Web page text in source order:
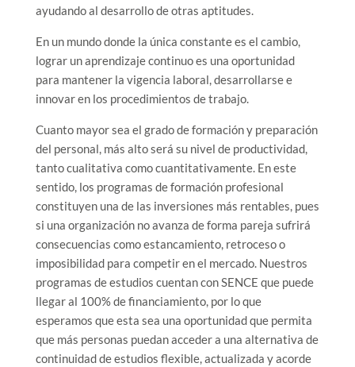
ayudando al desarrollo de otras aptitudes.
En un mundo donde la única constante es el cambio,
lograr un aprendizaje continuo es una oportunidad
para mantener la vigencia laboral, desarrollarse e
innovar en los procedimientos de trabajo.
Cuanto mayor sea el grado de formación y preparación
del personal, más alto será su nivel de productividad,
tanto cualitativa como cuantitativamente. En este
sentido, los programas de formación profesional
constituyen una de las inversiones más rentables, pues
si una organización no avanza de forma pareja sufrirá
consecuencias como estancamiento, retroceso o
imposibilidad para competir en el mercado. Nuestros
programas de estudios cuentan con SENCE que puede
llegar al 100% de financiamiento, por lo que
esperamos que esta sea una oportunidad que permita
que más personas puedan acceder a una alternativa de
continuidad de estudios flexible, actualizada y acorde